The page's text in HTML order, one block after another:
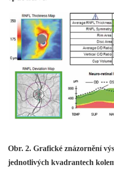
Obr. 2. Grafické znázornění
jednotlivých kvadrantech